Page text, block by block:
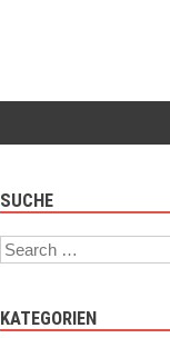
SUCHE
Search
KATEGORIEN